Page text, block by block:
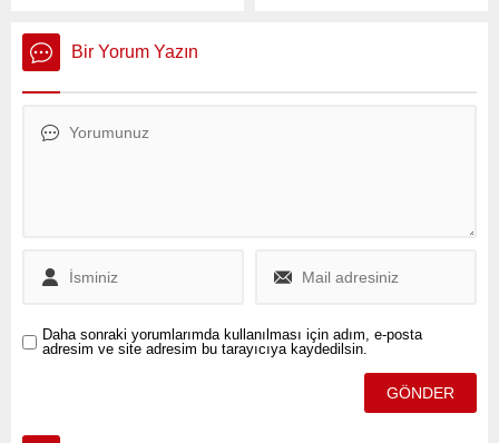
raporda, ABD’nin gümrük
tarifelerine yönelik belirsiz
politikasının küresel ticareti,
olumsuz etkilediği
Bir Yorum Yazın
Daha sonraki yorumlarımda kullanılması için adım, e-posta
adresim ve site adresim bu tarayıcıya kaydedilsin.